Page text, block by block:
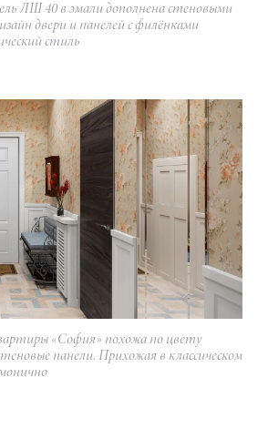
ЛШ 40 в эмали дополнена стеновыми
двери и панелей с филёнками
стиль
«София» похожа по цвету
панели. Прихожая в классическом